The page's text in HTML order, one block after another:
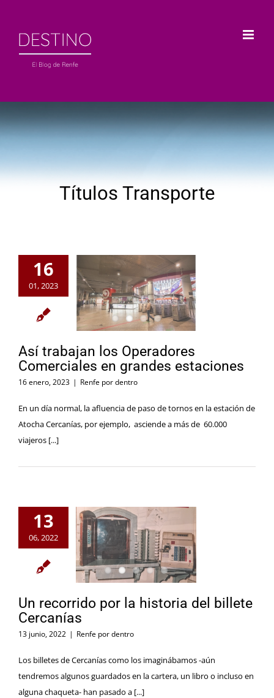
contenido
Títulos Transporte
16
01, 2023
Así trabajan los Operadores
Comerciales en grandes estaciones
16 enero, 2023 | Renfe por dentro
En un día normal, la afluencia de paso de tornos en la estación de
Atocha Cercanías, por ejemplo, asciende a más de 60.000
viajeros [...]
13
06, 2022
Un recorrido por la historia del billete
Cercanías
13 junio, 2022 | Renfe por dentro
Los billetes de Cercanías como los imaginábamos -aún
tendremos algunos guardados en la cartera, un libro o incluso en
alguna chaqueta- han pasado a [...]